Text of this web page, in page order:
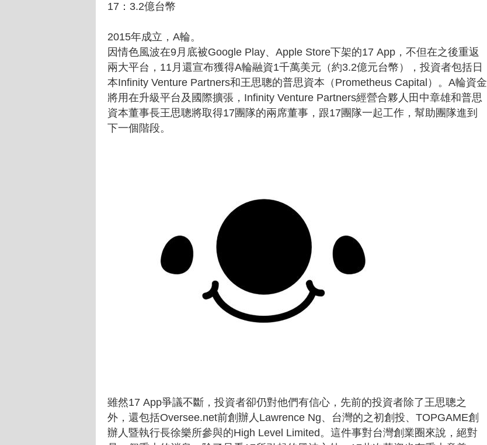
講師團隊
17：3.2億台幣
2015年成立，A輪。
因情色風波在9月底被Google Play、Apple Store下架的17 App，不但在之後重返
兩大平台，11月還宣布獲得A輪融資1千萬美元（約3.2億元台幣），投資者包括日
本Infinity Venture Partners和王思聰的普思資本（Prometheus Capital）。A輪資金
將用在升級平台及國際擴張，Infinity Venture Partners經營合夥人田中章雄和普思
資本董事長王思聰將取得17團隊的兩席董事，跟17團隊一起工作，幫助團隊進到
下一個階段。
雖然17 App爭議不斷，投資者卻仍對他們有信心，先前的投資者除了王思聰之
外，還包括Oversee.net前創辦人Lawrence Ng、台灣的之初創投、TOPGAME創
辦人暨執行長徐樂所參與的High Level Limited。這件事對台灣創業圈來說，絕對